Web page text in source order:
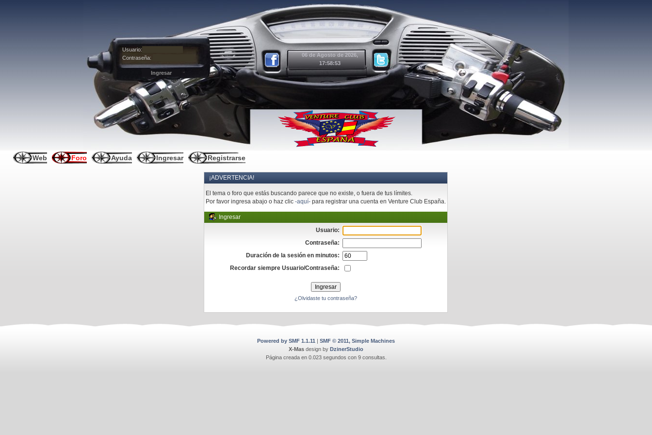
06 de Agosto de 2026,
17:58:53
Usuario:
Contraseña:
Web Foro Ayuda Ingresar Registrarse
¡ADVERTENCIA!
El tema o foro que estás buscando parece que no existe, o fuera de tus límites.
Por favor ingresa abajo o haz clic-aquí- para registrar una cuenta en Venture Club España.
Ingresar
Usuario:
Contraseña:
Duración de la sesión en minutos:
Recordar siempre Usuario/Contraseña:
¿Olvidaste tu contraseña?
Powered by SMF 1.1.11 | SMF © 2011, Simple Machines
X-Mas design by DzinerStudio
Página creada en 0.023 segundos con 9 consultas.